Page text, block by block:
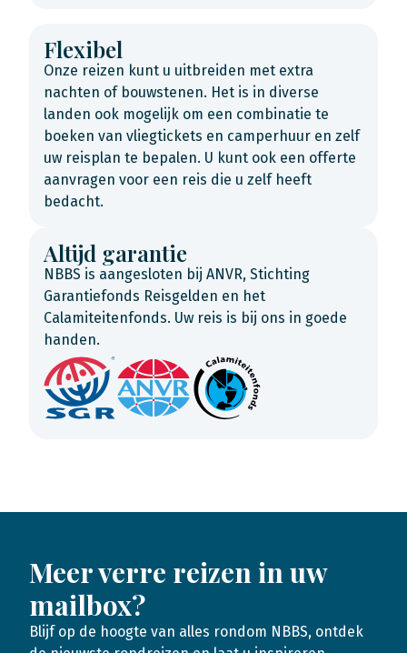
Flexibel
Onze reizen kunt u uitbreiden met extra
nachten of bouwstenen. Het is in diverse
landen ook mogelijk om een combinatie te
boeken van vliegtickets en camperhuur en zelf
uw reisplan te bepalen. U kunt ook een offerte
aanvragen voor een reis die u zelf heeft
bedacht.
Altijd garantie
NBBS is aangesloten bij ANVR, Stichting
Garantiefonds Reisgelden en het
Calamiteitenfonds. Uw reis is bij ons in goede
handen.
Meer verre reizen in uw
mailbox?
Blijf op de hoogte van alles rondom NBBS, ontdek